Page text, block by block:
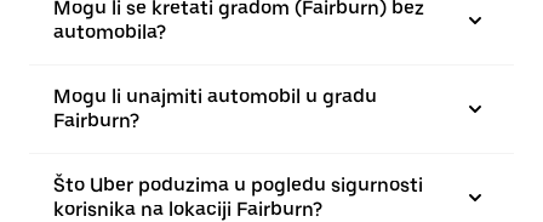
Mogu li se kretati gradom (Fairburn) bez
automobila?
Mogu li unajmiti automobil u gradu
Fairburn?
Što Uber poduzima u pogledu sigurnosti
korisnika na lokaciji Fairburn?